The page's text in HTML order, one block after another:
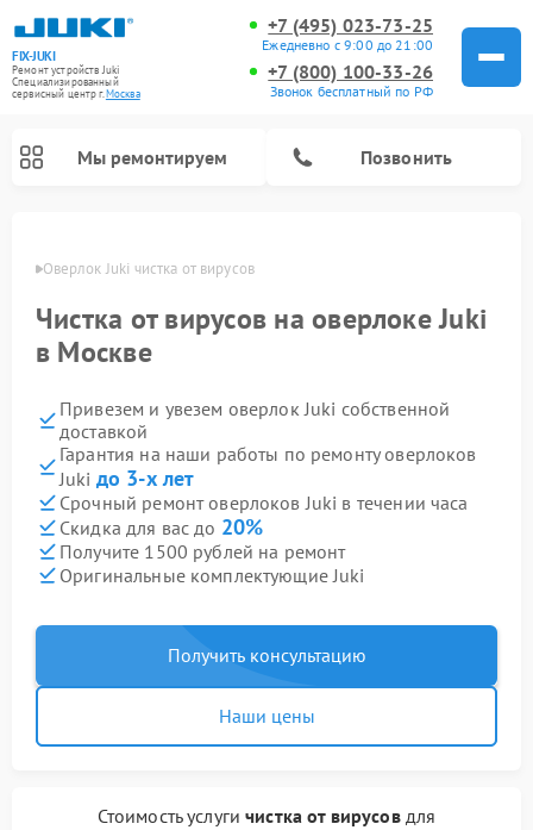
FIX-JUKI
Ремонт устройств Juki
Специализированный
cервисный центр г.Москва
+7 (495) 023-73-25
Ежедневно с 9:00 до 21:00
+7 (800) 100-33-26
Звонок бесплатный по РФ
Мы ремонтируем Позвонить
Оверлок Juki чистка от вирусов
Чистка от вирусов на оверлоке Juki
в Москве
Привезем и увезем оверлок Juki собственной
доставкой
Гарантия на наши работы по ремонту оверлоков
Juki до 3-х лет
Срочный ремонт оверлоков Juki в течении часа
Скидка для вас до 20%
Получите 1500 рублей на ремонт
Оригинальные комплектующие Juki
Получить консультацию
Наши цены
Стоимость услугичистка от вирусовдля